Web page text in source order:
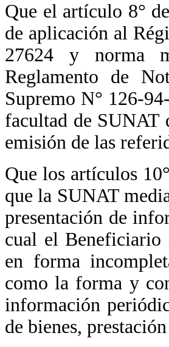
Que el artículo 8°
de aplicación al
27624 y norma
Reglamento de
Supremo N° 126-
facultad de SUNAT
emisión de las
Que los artículos
que la SUNAT
presentación de
cual el Beneficiario
en forma
como la forma y
información
de bienes,